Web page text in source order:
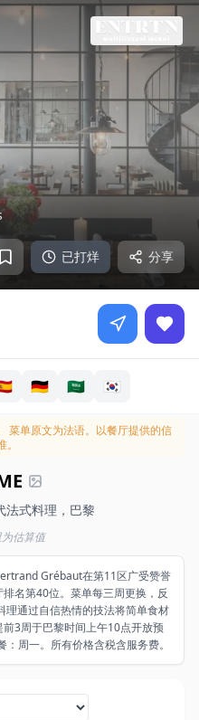
已打烊 分享
🇩🇪 🇸🇦 🇰🇷
菜单原文为法语。以餐厅提供的信
式料理，巴黎
估算值
Grébaut在第11区广受赞誉
名第40位。菜单每三周更换，反
通过自信热情的技法将简单食材
3周于巴黎时间上午10点开放预
周一。所有价格含税含服务费。